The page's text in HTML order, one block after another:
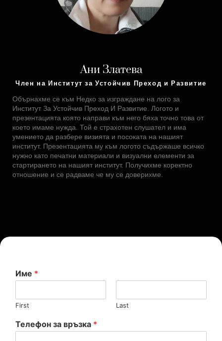
Ани Златева
Член на Институт за Устойчив Преход и Развитие
Обърнахме се към Недко за изграждане на лого за
Институт За Устойчив Преход И Развитие. Логото и
презентацията която направи към него бяха точно това от
което имаме нужда. Той е страхотен слушател и има
умението да разбере визията и посоката на нашият
институт. Презентацията му към логото съдържаше всичко
нужно като печатни материали и визуални елементи за
стартирането на нашият институт. Получихме коректно
отношение и се радваме че му се доверихме.
Име *
First Last
Телефон за връзка *